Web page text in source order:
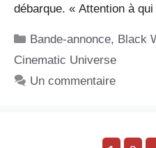
débarque. « Attention à
Catégories
Bande-annonce, Black
Cinematic Universe
Un commentaire
PagePage